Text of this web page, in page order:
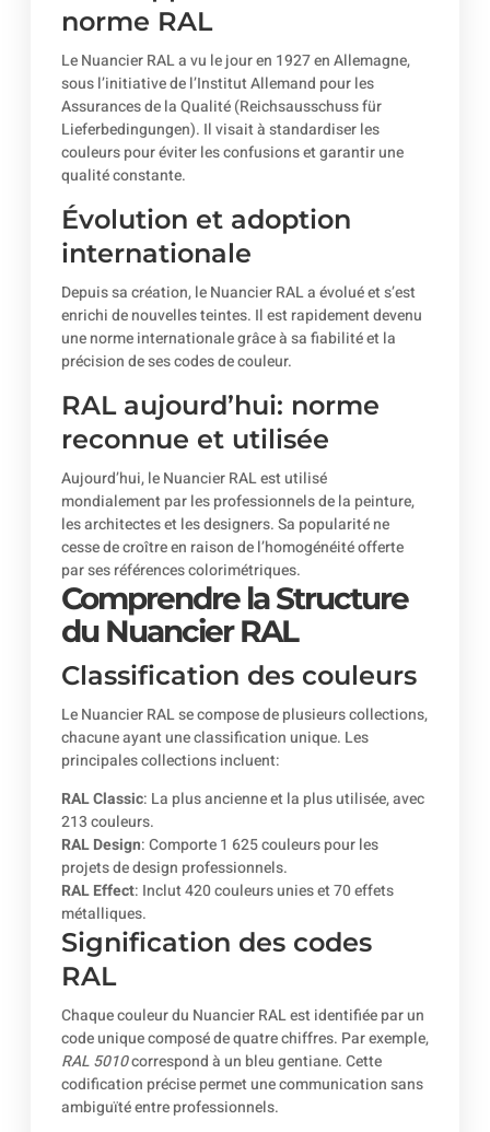
norme RAL
Le Nuancier RAL a vu le jour en 1927 en Allemagne,
sous l’initiative de l’Institut Allemand pour les
Assurances de la Qualité (Reichsausschuss für
Lieferbedingungen). Il visait à standardiser les
couleurs pour éviter les confusions et garantir une
qualité constante.
Évolution et adoption
internationale
Depuis sa création, le Nuancier RAL a évolué et s’est
enrichi de nouvelles teintes. Il est rapidement devenu
une norme internationale grâce à sa fiabilité et la
précision de ses codes de couleur.
RAL aujourd’hui: norme
reconnue et utilisée
Aujourd’hui, le Nuancier RAL est utilisé
mondialement par les professionnels de la peinture,
les architectes et les designers. Sa popularité ne
cesse de croître en raison de l’homogénéité offerte
par ses références colorimétriques.
Comprendre la Structure
du Nuancier RAL
Classification des couleurs
Le Nuancier RAL se compose de plusieurs collections,
chacune ayant une classification unique. Les
principales collections incluent:
RAL Classic: La plus ancienne et la plus utilisée, avec
213 couleurs.
RAL Design: Comporte 1 625 couleurs pour les
projets de design professionnels.
RAL Effect: Inclut 420 couleurs unies et 70 effets
métalliques.
Signification des codes
RAL
Chaque couleur du Nuancier RAL est identifiée par un
code unique composé de quatre chiffres. Par exemple,
RAL 5010correspond à un bleu gentiane. Cette
codification précise permet une communication sans
ambiguïté entre professionnels.